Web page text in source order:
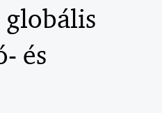
és